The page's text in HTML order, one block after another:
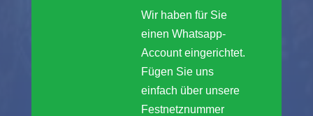
Wir haben für Sie
einen Whatsapp-
Account eingerichtet.
Fügen Sie uns
einfach über unsere
Festnetznummer